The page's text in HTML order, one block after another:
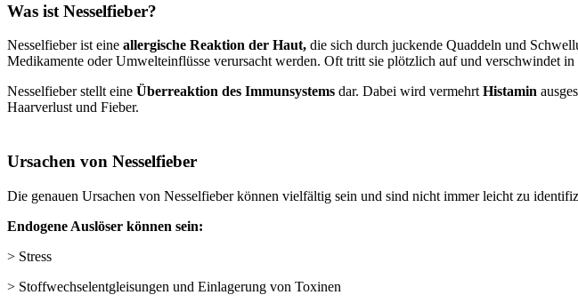
Was ist Nesselfieber?
Nesselfieber ist eine allergische Reaktion der Haut, die sich durch juckende Quaddeln und
Medikamente oder Umwelteinflüsse verursacht werden. Oft tritt sie plötzlich auf und verschwindet in
Nesselfieber stellt eine Überreaktion des Immunsystems dar. Dabei wird vermehrtHistamin
Haarverlust und Fieber.
Ursachen von Nesselfieber
Die genauen Ursachen von Nesselfieber können vielfältig sein und sind nicht immer leicht zu
Endogene Auslöser können sein:
> Stress
> Stoffwechselentgleisungen und Einlagerung von Toxinen